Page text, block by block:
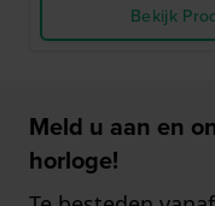
Bekijk
Meld u aan en
horloge!